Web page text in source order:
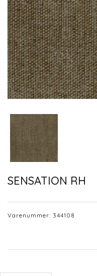
SENSATION RH
Varenummer: 344108